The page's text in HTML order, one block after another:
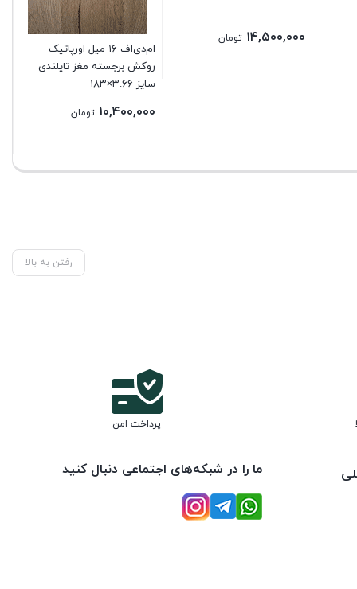
۱۴,۵۰۰,۰۰۰ تومان
ام‌دی‌اف ۱۶ میل اورپاتیک
روکش برجسته مغز تایلندی
سایز ۳.۶۶×۱۸۳
۱۰,۴۰۰,۰۰۰ تومان
رفتن به بالا
پرداخت امن
ما را در شبکه‌های اجتماعی دنبال کنید